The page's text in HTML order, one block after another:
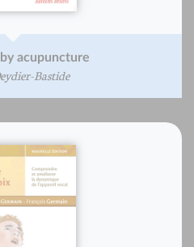
acupuncture
Bastide